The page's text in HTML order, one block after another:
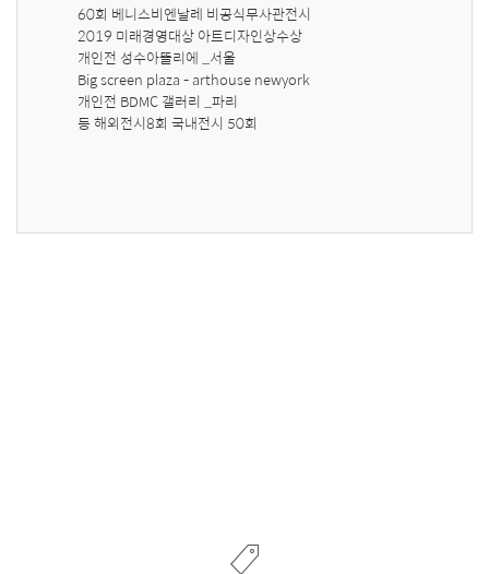
60회 베니스비엔날레 비공식무사관전시
2019 미래경영대상 아트디자인상수상
개인전 성수아뜰리에 _서울
Big screen plaza - arthouse newyork
개인전 BDMC 갤러리 _파리
등 해외전시8회 국내전시 50회